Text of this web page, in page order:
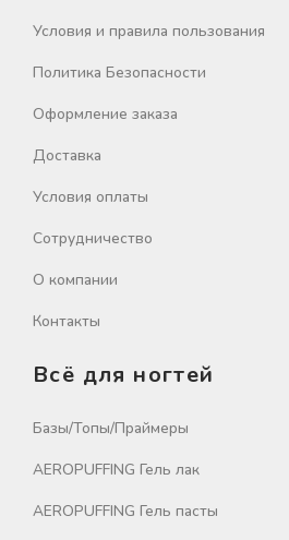
Условия и правила пользования
Политика Безопасности
Оформление заказа
Доставка
Условия оплаты
Сотрудничество
О компании
Контакты
Всё для ногтей
Базы/Топы/Праймеры
AEROPUFFING Гель лак
AEROPUFFING Гель пасты